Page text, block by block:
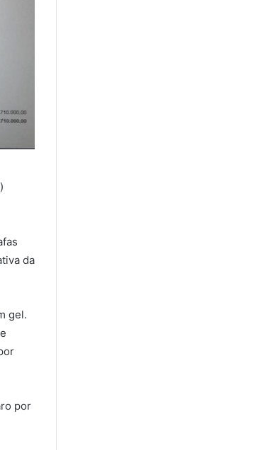
da
gel.
por